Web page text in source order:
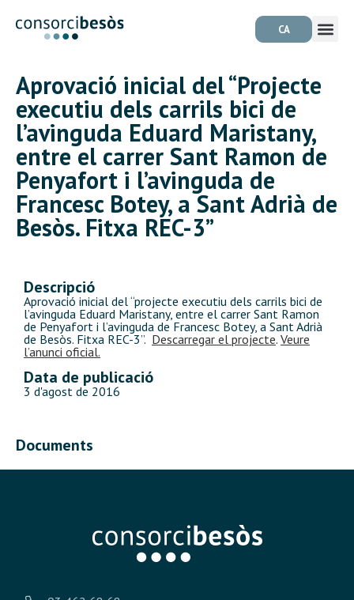
CA
Aprovació inicial del “Projecte
executiu dels carrils bici de
l’avinguda Eduard Maristany,
entre el carrer Sant Ramon de
Penyafort i l’avinguda de
Francesc Botey, a Sant Adrià de
Besòs. Fitxa REC-3”
Descripció
Aprovació inicial del “projecte executiu dels carrils bici de
l’avinguda Eduard Maristany, entre el carrer Sant Ramon
de Penyafort i l’avinguda de Francesc Botey, a Sant Adrià
de Besòs. Fitxa REC-3”. Descarregar el projecte. Veure
l’anunci oficial.
Data de publicació
3 d'agost de 2016
Documents